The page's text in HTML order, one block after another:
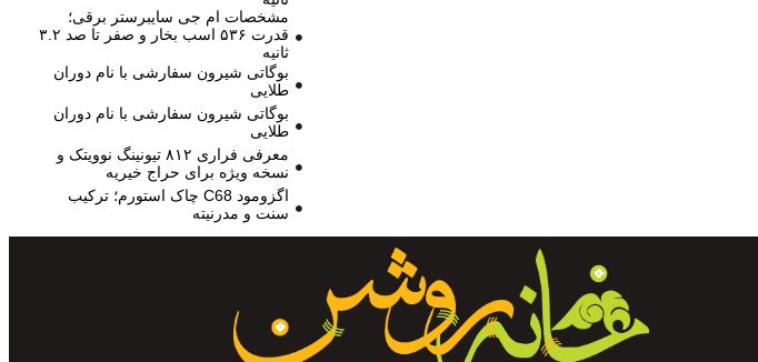
مشخصات ام جی سایبرستر برقی؛
قدرت ۵۳۶ اسب بخار و صفر تا صد ۳.۲
ثانیه
بوگاتی شیرون سفارشی با نام دوران
طلایی
بوگاتی شیرون سفارشی با نام دوران
طلایی
معرفی فراری ۸۱۲ تیونینگ نوویتک و
نسخه ویژه برای حراج خیریه
اگزومود C68 چاک استورم؛ ترکیب
سنت و مدرنیته